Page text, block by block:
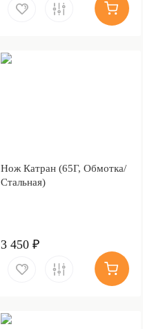
Нож Катран (65Г, Обмотка/
Стальная)
3 450 ₽